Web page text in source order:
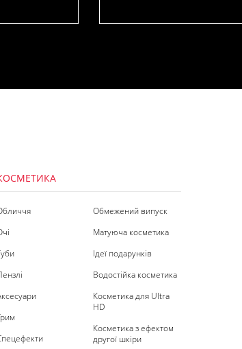
Обмежений випуск
Матуюча косметика
Ідеї подарунків
Водостійка косметика
Косметика для Ultra
HD
Косметика з ефектом
другої шкіри